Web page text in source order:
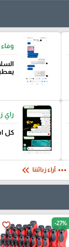
راي
كل
more_horiz آراء زبائننا keyboard_double_arrow_left
favorite_border -27%